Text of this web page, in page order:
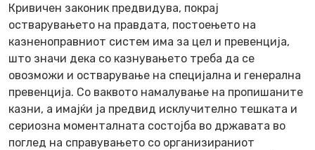
Кривичен законик предвидува, покрај
остварувањето на правдата, постоењето на
казненоправниот систем има за цел и превенција,
што значи дека со казнувањето треба да се
овозможи и остварување на специјална и генерална
превенција. Со ваквото намалување на пропишаните
казни, а имајќи ја предвид исклучително тешката и
сериозна моменталната состојба во државата во
поглед на справувањето со организираниот